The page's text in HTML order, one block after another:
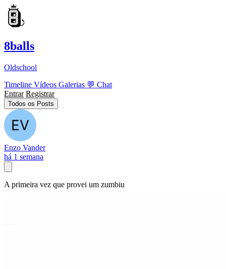
8balls
Oldschool
Timeline Vídeos Galerias 💬 Chat
Entrar Registrar
Todos os Posts
Enzo Vander
há 1 semana
A primeira vez que provei um zumbiu